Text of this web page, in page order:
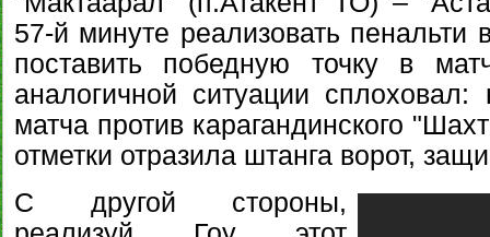
57-й минуте реализовать пенальти
поставить победную точку в
аналогичной ситуации
матча против карагандинского
отметки отразила штанга ворот,
С другой стороны,